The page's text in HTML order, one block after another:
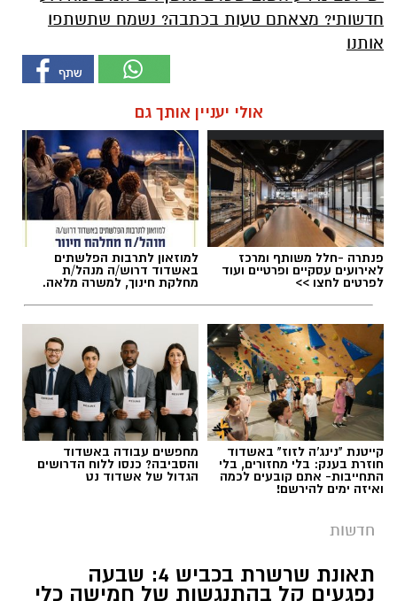
חדשותי? מצאתם טעות בכתבה? נשמח שתשתפו
אותנו
אולי יעניין אותך גם
פנתרה -חלל משותף ומרכז
לאירועים עסקיים ופרטיים ועוד
לפרטים לחצו >>
למוזאון לתרבות הפלשתים
באשדוד דרוש/ה מנהל/ת
מחלקת חינוך, למשרה מלאה.
קייטנת "נינג'ה לזוז" באשדוד
חוזרת בענק: בלי מחזורים, בלי
התחייבות- אתם קובעים לכמה
ואיזה ימים להירשם!
מחפשים עבודה באשדוד
והסביבה? כנסו ללוח הדרושים
הגדול של אשדוד נט
חדשות
תאונת שרשרת בכביש 4: שבעה
נפגעים קל בהתנגשות של חמישה כלי